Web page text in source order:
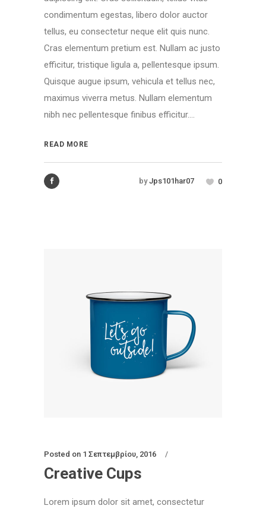
condimentum egestas, libero dolor auctor
tellus, eu consectetur neque elit quis nunc.
Cras elementum pretium est. Nullam ac justo
efficitur, tristique ligula a, pellentesque ipsum.
Quisque augue ipsum, vehicula et tellus nec,
maximus viverra metus. Nullam elementum
nibh nec pellentesque finibus efficitur....
READ MORE
by Jps101har07 0
Posted on 1 Σεπτεμβρίου, 2016
Creative Cups
Lorem ipsum dolor sit amet, consectetur